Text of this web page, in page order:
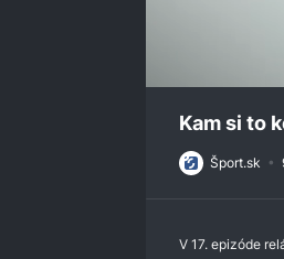
seconds
minutes,
Kam si to
Šport.sk •
V 17. epizóde